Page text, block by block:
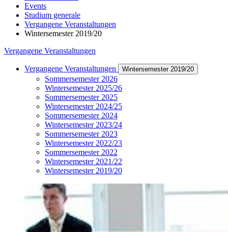
Events
Studium generale
Vergangene Veranstaltungen
Wintersemester 2019/20
Vergangene Veranstaltungen
Vergangene Veranstaltungen Wintersemester 2019/20
Sommersemester 2026
Wintersemester 2025/26
Sommersemester 2025
Wintersemester 2024/25
Sommersemester 2024
Wintersemester 2023/24
Sommersemester 2023
Wintersemester 2022/23
Sommersemester 2022
Wintersemester 2021/22
Wintersemester 2019/20